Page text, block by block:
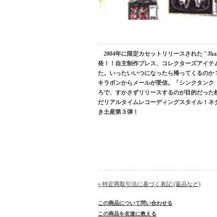
2004年に限定カセットリリースされた
発！！自主制作プレス、コレクターズアイ
た。いったいいつになったら帰ってくるの
キラボンからメールが受信。「シンクタン
ろで、すかさずリリースするのが目的だっ
だリアルタイムレコーディングスタイル！
き土産第３弾！
» 特定商取引法に基づく表記 (返品など)
この商品について問い合わせる
この商品を友達に教える